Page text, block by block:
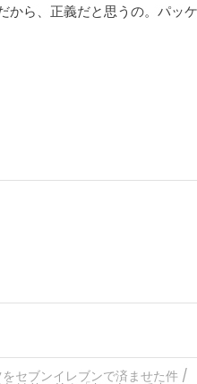
から、正義だと思うの。パッ
セブンイレブンで済ませた件 /